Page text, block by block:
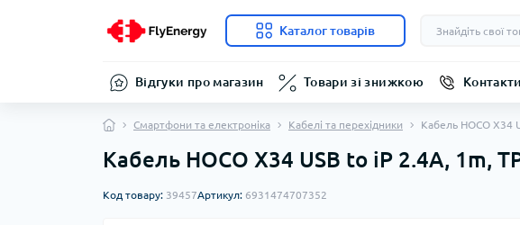
Каталог товарів
Відгуки про магазин Товари зі знижкою Контакти
Смартфони та електроніка Кабелі та перехідники Кабель HOCO X34
Кабель HOCO X34 USB to iP 2.4A, 1m,
Код товару: 39457Артикул: 6931474707352